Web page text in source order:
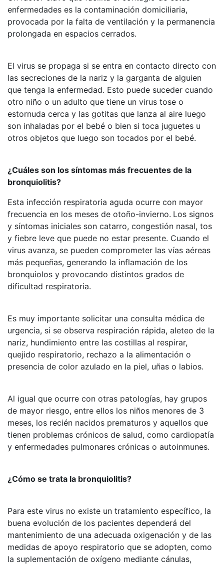
enfermedades es la contaminación domiciliaria,
provocada por la falta de ventilación y la permanencia
prolongada en espacios cerrados.
El virus se propaga si se entra en contacto directo con
las secreciones de la nariz y la garganta de alguien
que tenga la enfermedad. Esto puede suceder cuando
otro niño o un adulto que tiene un virus tose o
estornuda cerca y las gotitas que lanza al aire luego
son inhaladas por el bebé o bien si toca juguetes u
otros objetos que luego son tocados por el bebé.
¿Cuáles son los síntomas más frecuentes de la
bronquiolitis?
Esta infección respiratoria aguda ocurre con mayor
frecuencia en los meses de otoño-invierno. Los signos
y síntomas iniciales son catarro, congestión nasal, tos
y fiebre leve que puede no estar presente. Cuando el
virus avanza, se pueden comprometer las vías aéreas
más pequeñas, generando la inflamación de los
bronquiolos y provocando distintos grados de
dificultad respiratoria.
Es muy importante solicitar una consulta médica de
urgencia, si se observa respiración rápida, aleteo de la
nariz, hundimiento entre las costillas al respirar,
quejido respiratorio, rechazo a la alimentación o
presencia de color azulado en la piel, uñas o labios.
Al igual que ocurre con otras patologías, hay grupos
de mayor riesgo, entre ellos los niños menores de 3
meses, los recién nacidos prematuros y aquellos que
tienen problemas crónicos de salud, como cardiopatía
y enfermedades pulmonares crónicas o autoinmunes.
¿Cómo se trata la bronquiolitis?
Para este virus no existe un tratamiento específico, la
buena evolución de los pacientes dependerá del
mantenimiento de una adecuada oxigenación y de las
medidas de apoyo respiratorio que se adopten, como
la suplementación de oxígeno mediante cánulas,